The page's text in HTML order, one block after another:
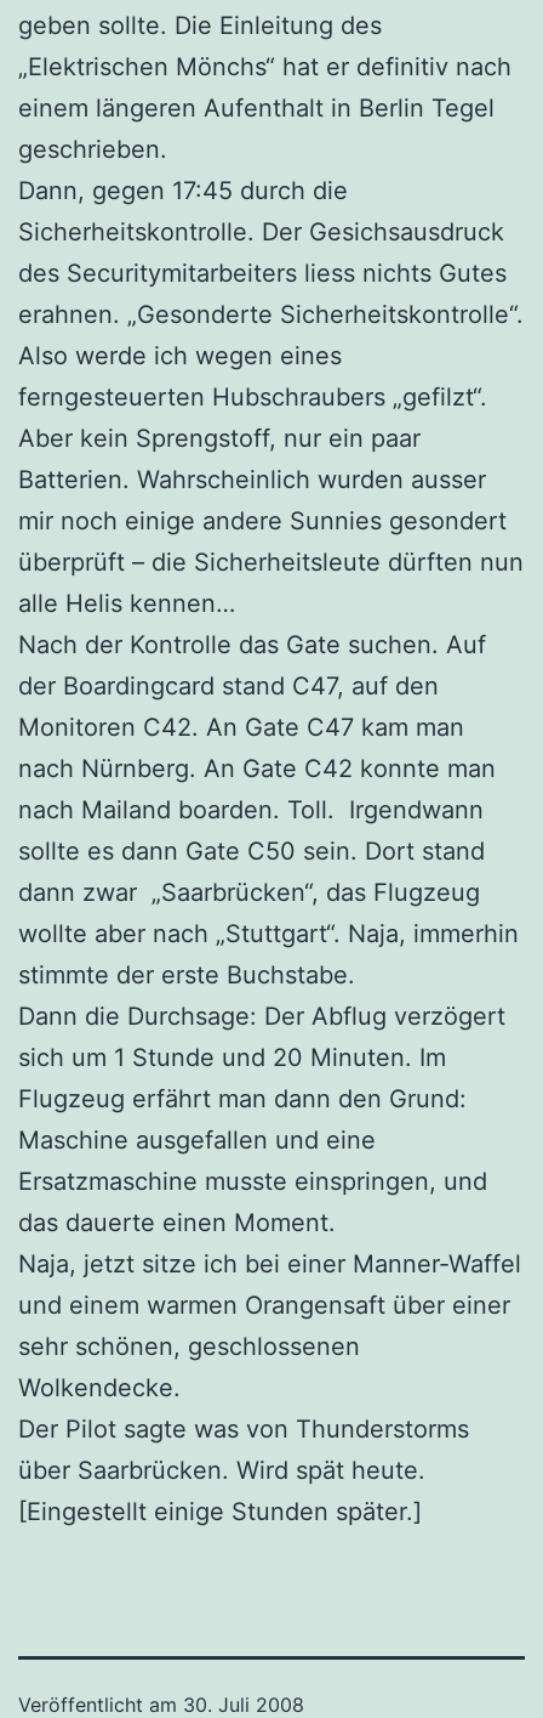
geben sollte. Die Einleitung des
„Elektrischen Mönchs“ hat er definitiv nach
einem längeren Aufenthalt in Berlin Tegel
geschrieben.
Dann, gegen 17:45 durch die
Sicherheitskontrolle. Der Gesichsausdruck
des Securitymitarbeiters liess nichts Gutes
erahnen. „Gesonderte Sicherheitskontrolle“.
Also werde ich wegen eines
ferngesteuerten Hubschraubers „gefilzt“.
Aber kein Sprengstoff, nur ein paar
Batterien. Wahrscheinlich wurden ausser
mir noch einige andere Sunnies gesondert
überprüft – die Sicherheitsleute dürften nun
alle Helis kennen…
Nach der Kontrolle das Gate suchen. Auf
der Boardingcard stand C47, auf den
Monitoren C42. An Gate C47 kam man
nach Nürnberg. An Gate C42 konnte man
nach Mailand boarden. Toll. Irgendwann
sollte es dann Gate C50 sein. Dort stand
dann zwar „Saarbrücken“, das Flugzeug
wollte aber nach „Stuttgart“. Naja, immerhin
stimmte der erste Buchstabe.
Dann die Durchsage: Der Abflug verzögert
sich um 1 Stunde und 20 Minuten. Im
Flugzeug erfährt man dann den Grund:
Maschine ausgefallen und eine
Ersatzmaschine musste einspringen, und
das dauerte einen Moment.
Naja, jetzt sitze ich bei einer Manner-Waffel
und einem warmen Orangensaft über einer
sehr schönen, geschlossenen
Wolkendecke.
Der Pilot sagte was von Thunderstorms
über Saarbrücken. Wird spät heute.
[Eingestellt einige Stunden später.]
Veröffentlicht am 30. Juli 2008